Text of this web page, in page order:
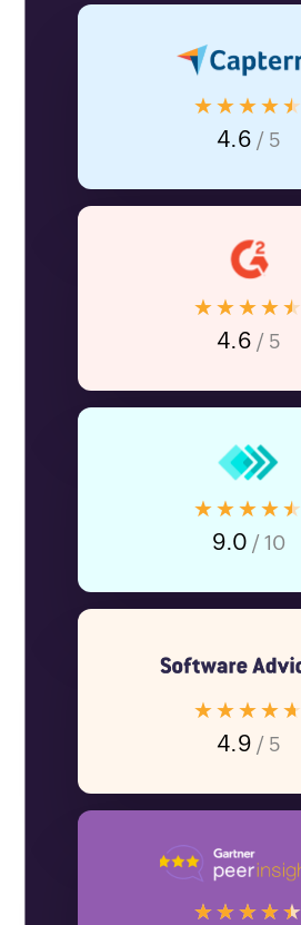
★★★★★
4.6 / 5
★★★★★
4.6 / 5
★★★★★
9.0 / 10
★★★★★
4.9 / 5
★★★★★